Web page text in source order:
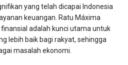
yang telah dicapai Indonesia
keuangan. Ratu Máxima
adalah kunci utama untuk
lebih baik bagi rakyat, sehingga
masalah ekonomi.